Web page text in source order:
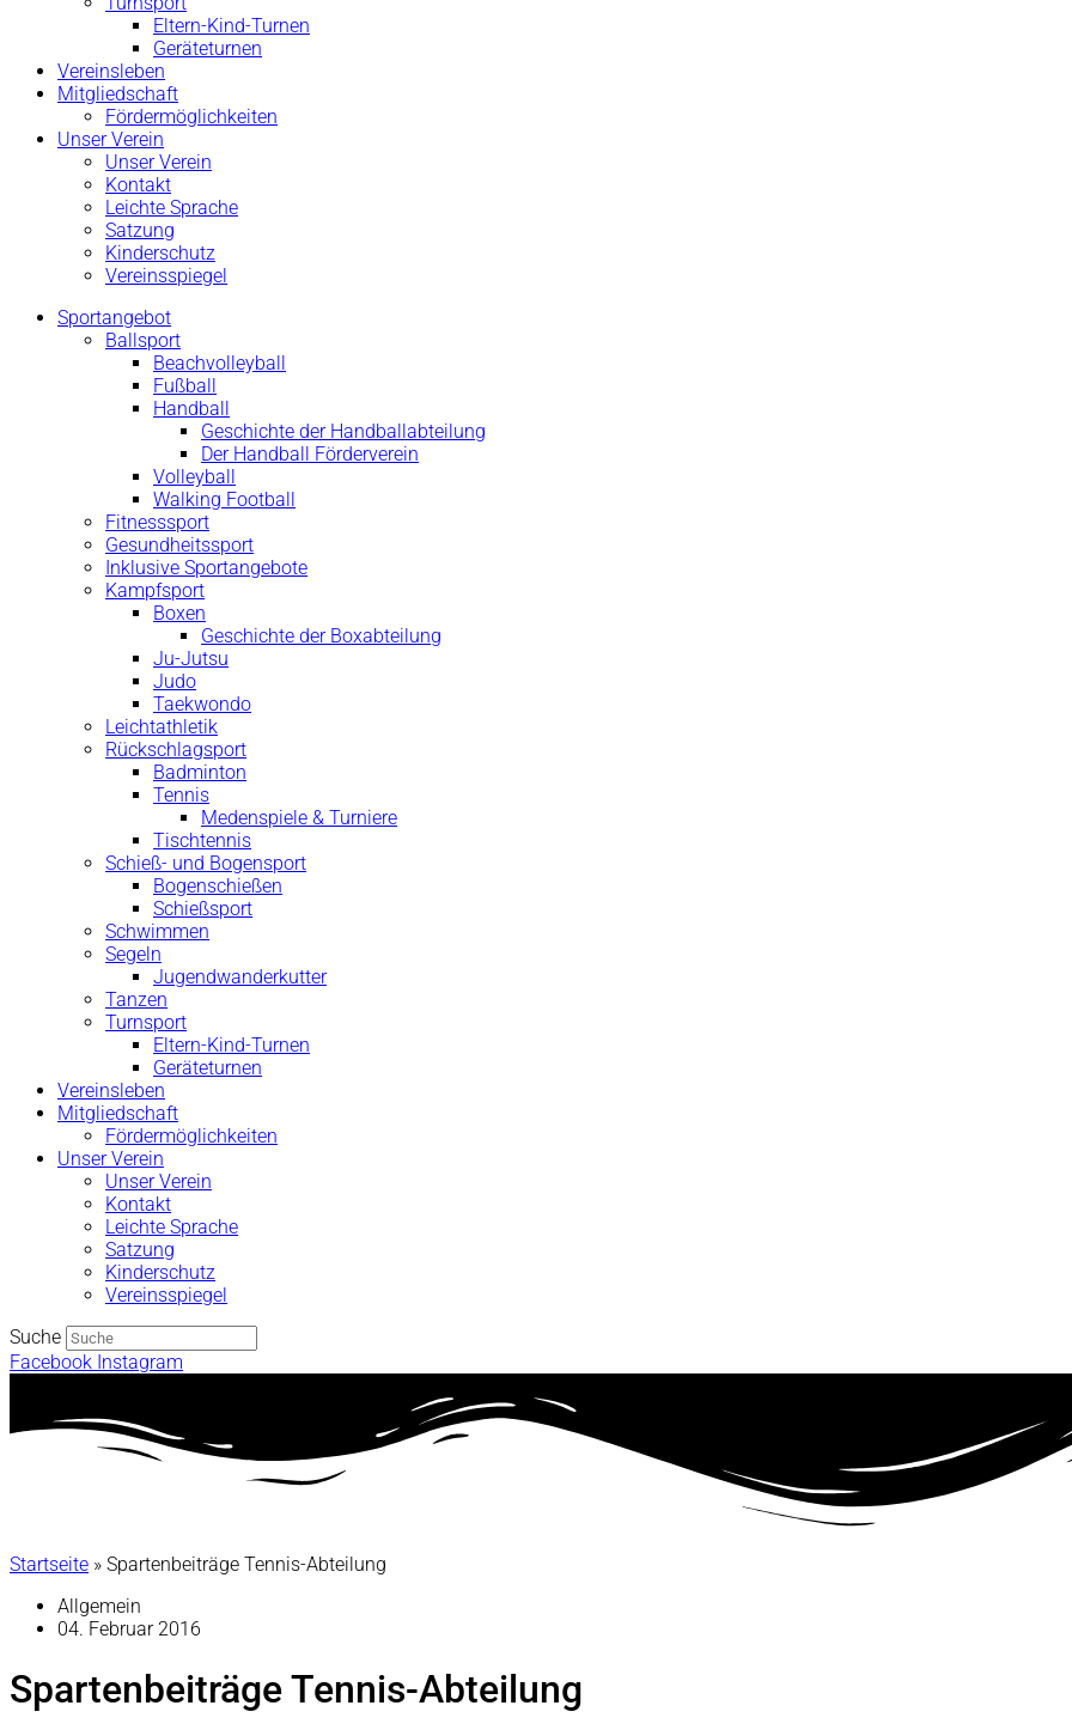
Eltern-Kind-Turnen
Geräteturnen
Vereinsleben
Mitgliedschaft
Fördermöglichkeiten
Unser Verein
Unser Verein
Kontakt
Leichte Sprache
Satzung
Kinderschutz
Vereinsspiegel
Sportangebot
Ballsport
Beachvolleyball
Fußball
Handball
Geschichte der Handballabteilung
Der Handball Förderverein
Volleyball
Walking Football
Fitnesssport
Gesundheitssport
Inklusive Sportangebote
Kampfsport
Boxen
Geschichte der Boxabteilung
Ju-Jutsu
Judo
Taekwondo
Leichtathletik
Rückschlagsport
Badminton
Tennis
Medenspiele & Turniere
Tischtennis
Schieß- und Bogensport
Bogenschießen
Schießsport
Schwimmen
Segeln
Jugendwanderkutter
Tanzen
Turnsport
Eltern-Kind-Turnen
Geräteturnen
Vereinsleben
Mitgliedschaft
Fördermöglichkeiten
Unser Verein
Unser Verein
Kontakt
Leichte Sprache
Satzung
Kinderschutz
Vereinsspiegel
Suche
Facebook Instagram
Startseite » Spartenbeiträge Tennis-Abteilung
Allgemein
04. Februar 2016
Spartenbeiträge Tennis-Abteilung